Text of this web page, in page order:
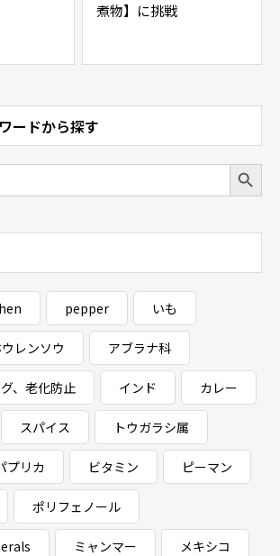
煮物】に挑戦
ードから探す
Search Button
pepper いも
レンソウ アブラナ科
、老化防止 インド カレー
スパイス トウガラシ属
プリカ ビタミン ピーマン
ポリフェノール
ミャンマー メキシコ